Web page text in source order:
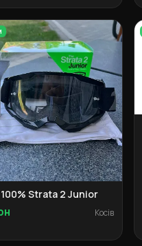
Strata 2 Junior
Косів